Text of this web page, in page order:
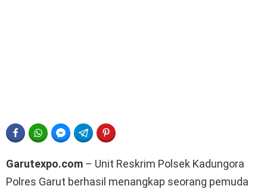
FACEBOOKWHATSAPPFACEBOOK MESSENGER
TELEGRAM
Garutexpo.com – Unit Reskrim Polsek Kadungora
Polres Garut berhasil menangkap seorang pemuda